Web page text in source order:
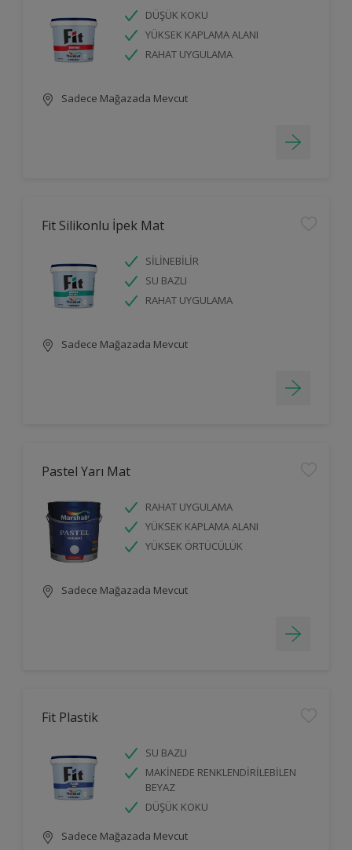
DÜŞÜK KOKU
YÜKSEK KAPLAMA ALANI
RAHAT UYGULAMA
Sadece Mağazada Mevcut
Fit Silikonlu İpek Mat
SİLİNEBİLİR
SU BAZLI
RAHAT UYGULAMA
Sadece Mağazada Mevcut
Pastel Yarı Mat
RAHAT UYGULAMA
YÜKSEK KAPLAMA ALANI
YÜKSEK ÖRTÜCÜLÜK
Sadece Mağazada Mevcut
Fit Plastik
SU BAZLI
MAKİNEDE RENKLENDİRİLEBİLEN
BEYAZ
DÜŞÜK KOKU
Sadece Mağazada Mevcut